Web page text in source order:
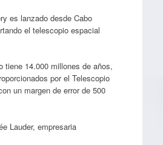
es lanzado desde Cabo
el telescopio espacial
tiene 14.000 millones de años,
por el Telescopio
un margen de error de 500
Lauder, empresaria